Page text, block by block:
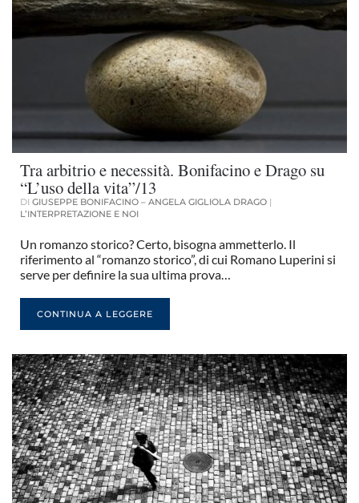
Tra arbitrio e necessità. Bonifacino e Drago su
“L’uso della vita”/13
DI GIUSEPPE BONIFACINO – ANGELA GIGLIOLA DRAGO |
L’INTERPRETAZIONE E NOI
Un romanzo storico? Certo, bisogna ammetterlo. Il
riferimento al “romanzo storico”, di cui Romano Luperini si
serve per definire la sua ultima prova…
CONTINUA A LEGGERE